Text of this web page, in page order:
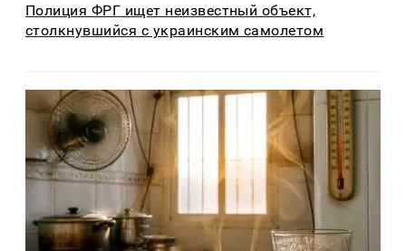
Полиция ФРГ ищет неизвестный объект,
столкнувшийся с украинским самолетом